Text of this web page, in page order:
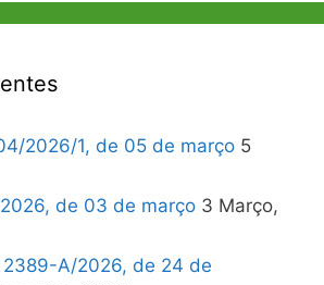
2026/1, de 05 de março 5
de 03 de março 3 Março,
2389-A/2026, de 24 de